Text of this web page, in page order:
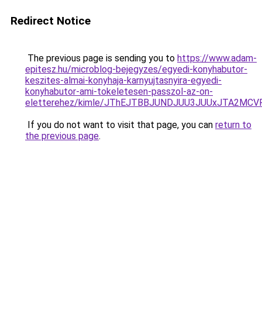
Redirect Notice
The previous page is sending you to https://www.adam-
epitesz.hu/microblog-bejegyzes/egyedi-konyhabutor-
keszites-almai-konyhaja-karnyujtasnyira-egyedi-
konyhabutor-ami-tokeletesen-passzol-az-on-
eletterehez/kimle/
If you do not want to visit that page, you can return to
the previous page.